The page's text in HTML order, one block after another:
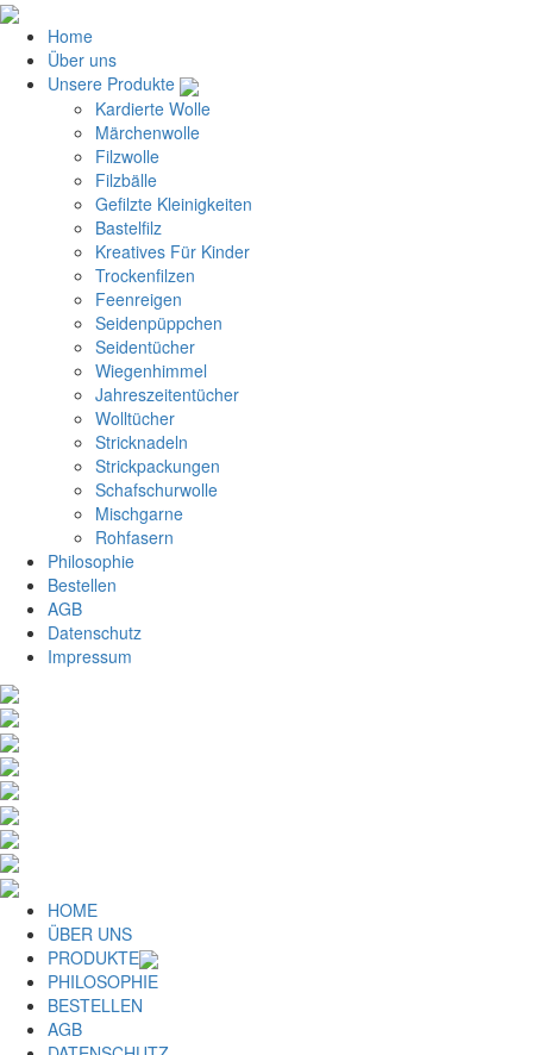
Home
Über uns
Unsere Produkte
Kardierte Wolle
Märchenwolle
Filzwolle
Filzbälle
Gefilzte Kleinigkeiten
Bastelfilz
Kreatives Für Kinder
Trockenfilzen
Feenreigen
Seidenpüppchen
Seidentücher
Wiegenhimmel
Jahreszeitentücher
Wolltücher
Stricknadeln
Strickpackungen
Schafschurwolle
Mischgarne
Rohfasern
Philosophie
Bestellen
AGB
Datenschutz
Impressum
HOME
ÜBER UNS
PRODUKTE
PHILOSOPHIE
BESTELLEN
AGB